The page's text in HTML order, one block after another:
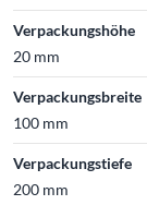
Verpackungshöhe
20 mm
Verpackungsbreite
100 mm
Verpackungstiefe
200 mm